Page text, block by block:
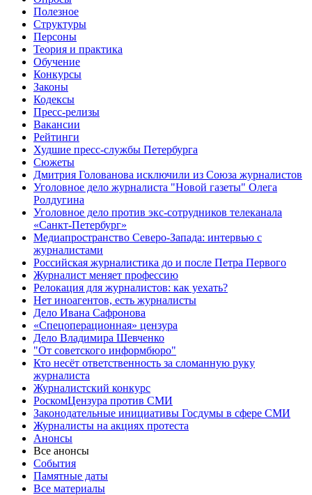
Полезное
Структуры
Персоны
Теория и практика
Обучение
Конкурсы
Законы
Кодексы
Пресс-релизы
Вакансии
Рейтинги
Худшие пресс-службы Петербурга
Сюжеты
Дмитрия Голованова исключили из Союза журналистов
Уголовное дело журналиста "Новой газеты" Олега
Ролдугина
Уголовное дело против экс-сотрудников телеканала
«Санкт-Петербург»
Медиапространство Северо-Запада: интервью с
журналистами
Российская журналистика до и после Петра Первого
Журналист меняет профессию
Релокация для журналистов: как уехать?
Нет иноагентов, есть журналисты
Дело Ивана Сафронова
«Спецоперационная» цензура
Дело Владимира Шевченко
"От советского информбюро"
Кто несёт ответственность за сломанную руку
журналиста
Журналистский конкурс
РоскомЦензура против СМИ
Законодательные инициативы Госдумы в сфере СМИ
Журналисты на акциях протеста
Анонсы
Все анонсы
События
Памятные даты
Все материалы